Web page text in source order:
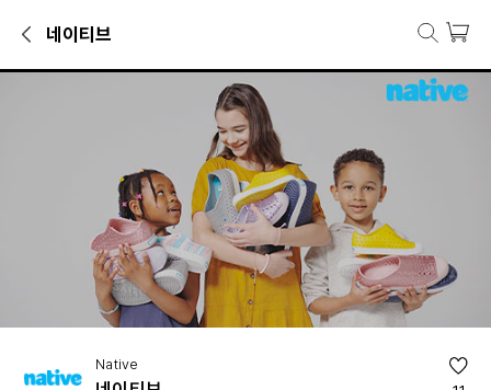
네이티브
네이티브 브랜드관
운동화·슬립온, 샌들·슬리퍼·아쿠아슈즈 등 네이티브 인기 상품을 만나
NATIVE 슈즈는 오늘날 가장 혁신적이고 미래적인 소재를 통해 새롭
Native